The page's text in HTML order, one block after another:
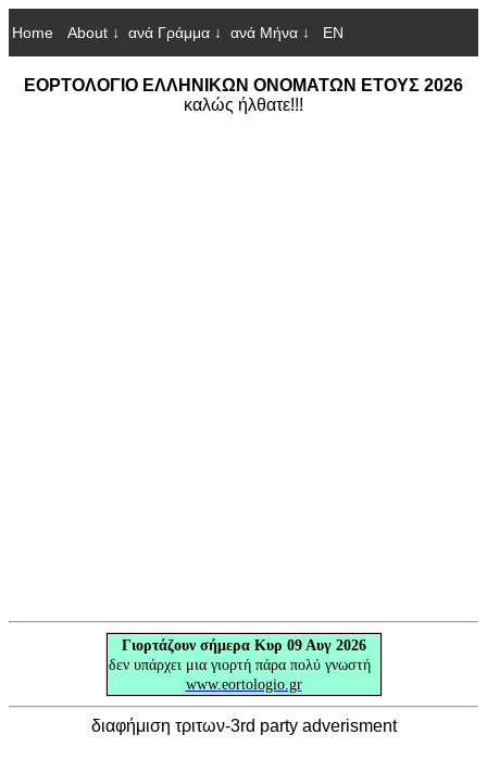
Home About ↓ ανά Γράμμα ↓ ανά Μήνα ↓ EN
ΕΟΡΤΟΛΟΓΙΟ ΕΛΛΗΝΙΚΩΝ ΟΝΟΜΑΤΩΝ ΕΤΟΥΣ 2026
καλώς ήλθατε!!!
Γιορτάζουν σήμερα Κυρ 09 Αυγ 2026
δεν υπάρχει μια γιορτή πάρα πολύ γνωστή
www.eortologio.gr
διαφήμιση τριτων-3rd party adverisment